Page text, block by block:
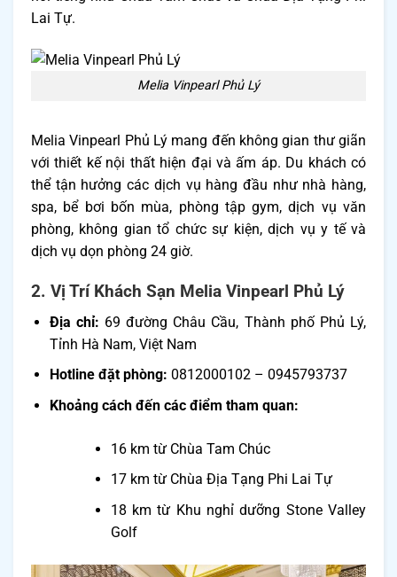
Lai Tự.
Melia Vinpearl Phủ Lý
Melia Vinpearl Phủ Lý mang đến không gian thư giãn
với thiết kế nội thất hiện đại và ấm áp. Du khách có
thể tận hưởng các dịch vụ hàng đầu như nhà hàng,
spa, bể bơi bốn mùa, phòng tập gym, dịch vụ văn
phòng, không gian tổ chức sự kiện, dịch vụ y tế và
dịch vụ dọn phòng 24 giờ.
2. Vị Trí Khách Sạn Melia Vinpearl Phủ Lý
Địa chỉ: 69 đường Châu Cầu, Thành phố Phủ Lý,
Tỉnh Hà Nam, Việt Nam
Hotline đặt phòng: 0812000102 – 0945793737
Khoảng cách đến các điểm tham quan:
16 km từ Chùa Tam Chúc
17 km từ Chùa Địa Tạng Phi Lai Tự
18 km từ Khu nghỉ dưỡng Stone Valley
Golf